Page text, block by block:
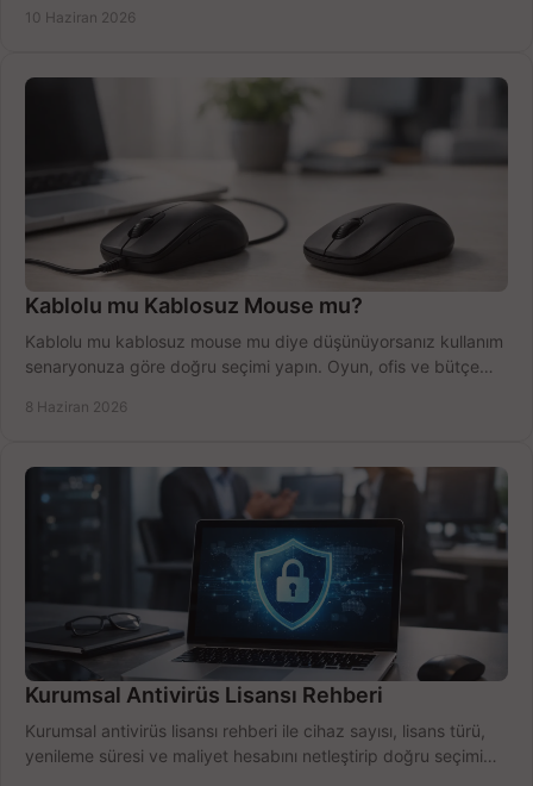
10 Haziran 2026
Kablolu mu Kablosuz Mouse mu?
Kablolu mu kablosuz mouse mu diye düşünüyorsanız kullanım
senaryonuza göre doğru seçimi yapın. Oyun, ofis ve bütçe
8 Haziran 2026
Kurumsal Antivirüs Lisansı Rehberi
Kurumsal antivirüs lisansı rehberi ile cihaz sayısı, lisans türü,
yenileme süresi ve maliyet hesabını netleştirip doğru seçimi